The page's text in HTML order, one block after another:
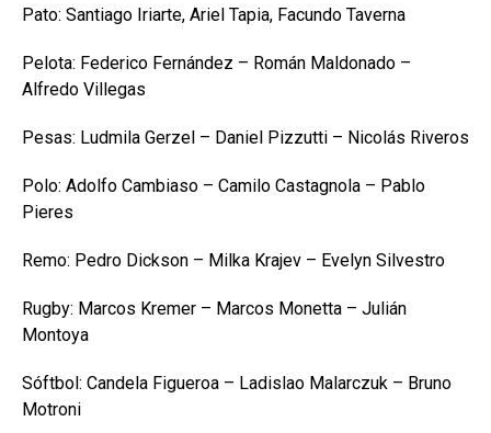
Pato: Santiago Iriarte, Ariel Tapia, Facundo Taverna
Pelota: Federico Fernández – Román Maldonado –
Alfredo Villegas
Pesas: Ludmila Gerzel – Daniel Pizzutti – Nicolás Riveros
Polo: Adolfo Cambiaso – Camilo Castagnola – Pablo
Pieres
Remo: Pedro Dickson – Milka Krajev – Evelyn Silvestro
Rugby: Marcos Kremer – Marcos Monetta – Julián
Montoya
Sóftbol: Candela Figueroa – Ladislao Malarczuk – Bruno
Motroni